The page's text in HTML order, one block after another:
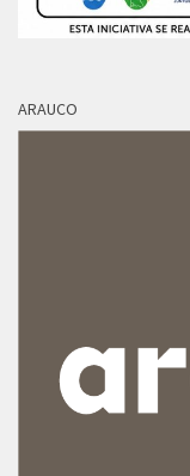
ARAUCO